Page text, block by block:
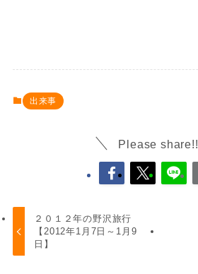
出来事
Please share!!
２０１２年の野沢旅行
【2012年1月7日～1月9
日】